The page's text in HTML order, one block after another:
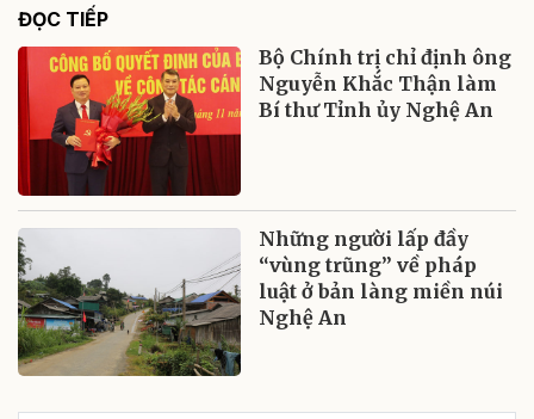
ĐỌC TIẾP
Bộ Chính trị chỉ định ông
Nguyễn Khắc Thận làm
Bí thư Tỉnh ủy Nghệ An
Những người lấp đầy
“vùng trũng” về pháp
luật ở bản làng miền núi
Nghệ An